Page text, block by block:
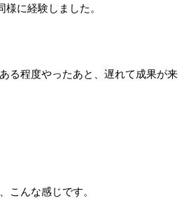
に経験しました。
る程度やったあと、遅れて成果が来
こんな感じです。